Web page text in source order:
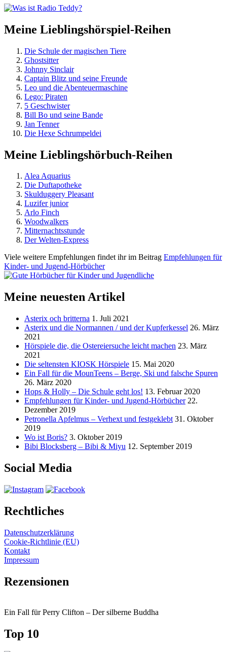
Meine Lieblingshörspiel-Reihen
Die Schule der magischen Tiere
Ghostsitter
Johnny Sinclair
Captain Blitz und seine Freunde
Leo und die Abenteuermaschine
Lego: Piraten
5 Geschwister
Bill Bo und seine Bande
Jan Tenner
Die Hexe Schrumpeldei
Meine Lieblingshörbuch-Reihen
Alea Aquarius
Die Duftapotheke
Skulduggery Pleasant
Luzifer junior
Arlo Finch
Woodwalkers
Mitternachtsstunde
Der Welten-Express
Viele weitere Empfehlungen findet ihr im Beitrag Empfehlungen für
Kinder- und Jugend-Hörbücher
Meine neuesten Artikel
Asterix och britterna 1. Juli 2021
Asterix und die Normannen / und der Kupferkessel 26. März
2021
Hörspiele die, die Ostereiersuche leicht machen 23. März
2021
Die seltensten KIOSK Hörspiele 15. Mai 2020
Ein Fall für die MounTeens – Berge, Ski und falsche Spuren
26. März 2020
Hops & Holly – Die Schule geht los! 13. Februar 2020
Empfehlungen für Kinder- und Jugend-Hörbücher 22.
Dezember 2019
Petronella Apfelmus – Verhext und festgeklebt 31. Oktober
2019
Wo ist Boris? 3. Oktober 2019
Bibi Blocksberg – Bibi & Miyu 12. September 2019
Social Media
Rechtliches
Datenschutzerklärung
Cookie-Richtlinie (EU)
Kontakt
Impressum
Rezensionen
Ein Fall für Perry Clifton – Der silberne Buddha
Top 10